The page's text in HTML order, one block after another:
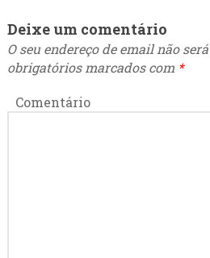
Deixe um comentário
O seu endereço de email não
obrigatórios marcados com *
Comentário